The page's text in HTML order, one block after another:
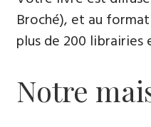
Broché), et au
plus de 200 librairies
Notre